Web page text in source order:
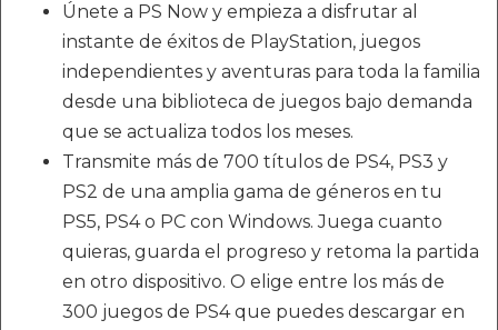
Únete a PS Now y empieza a disfrutar al
instante de éxitos de PlayStation, juegos
independientes y aventuras para toda la familia
desde una biblioteca de juegos bajo demanda
que se actualiza todos los meses.
Transmite más de 700 títulos de PS4, PS3 y
PS2 de una amplia gama de géneros en tu
PS5, PS4 o PC con Windows. Juega cuanto
quieras, guarda el progreso y retoma la partida
en otro dispositivo. O elige entre los más de
300 juegos de PS4 que puedes descargar en